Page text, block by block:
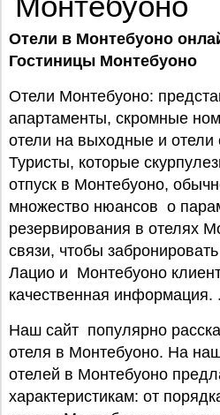
Отели в Монтебуоно
Гостиницы Монтебуоно
Отели Монтебуоно:
апартаменты, скромные
отели на выходные и отели
Туристы, которые
отпуск в Монтебуоно,
множество нюансов о
резервирования в отелях
связи, чтобы
Лацио и Монтебуоно
качественная информация. .
Наш сайт популярно
отеля в Монтебуоно. На
отелей в Монтебуоно
характеристикам: от